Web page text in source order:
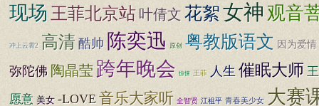
现场 王菲北京站 叶倩文花絮女神 观音
冲上云霄2 高清 酷帅 陈奕迅 原创 粤教版语文 因为爱情
弥陀佛 陶晶莹 跨年晚会 惊悚 王菲 人生 催眠大师
愿意 美女 -LOVE 音乐大家听 全智贤 江祖平 青春美少女 大赛